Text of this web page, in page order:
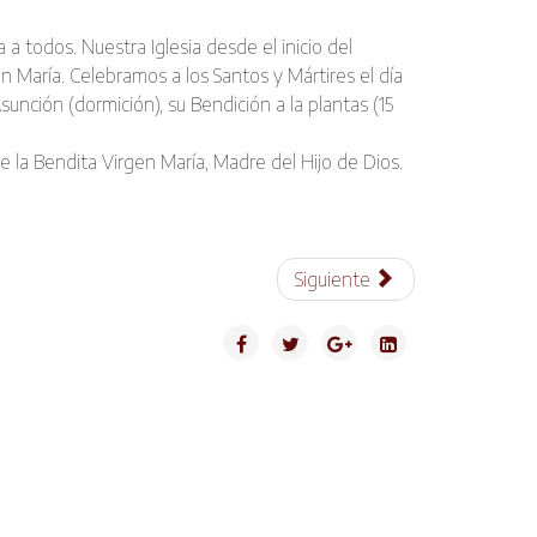
todos. Nuestra Iglesia desde el inicio del
Celebramos a los Santos y Mártires el dí­a
(dormición), su Bendición a la plantas (15
la Bendita Virgen Marí­a, Madre del Hijo de Dios.
Siguiente